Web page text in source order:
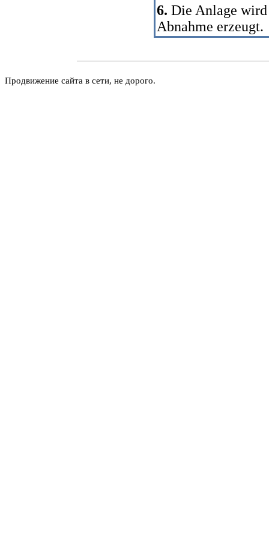
6. Die Anlage
Abnahme erzeugt.
Продвижение сайта в сети, не дорого.